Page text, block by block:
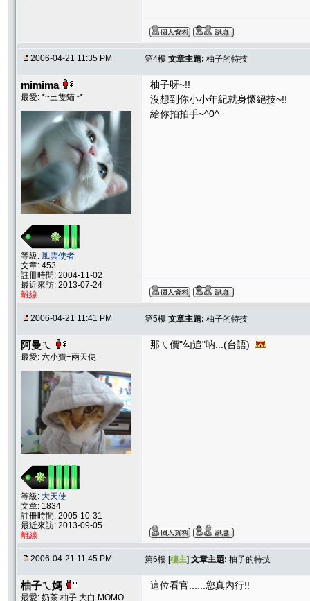
2006-04-21 11:35 PM 第4樓 文章主題: 柚子的特技
mimima
最愛: *~三隻貓~*
等級: 風雲使者
文章: 453
註冊時間: 2004-11-02
最近來訪: 2013-07-24
離線
柚子呀~!!
沒想到你小小年紀就身懷絕技~!!
給你拍拍手~^0^
2006-04-21 11:41 PM 第5樓 文章主題: 柚子的特技
阿曼ㄟ
最愛: 六小寶+兩天使
等級: 大天使
文章: 1834
註冊時間: 2005-10-31
最近來訪: 2013-09-05
離線
那ㄟ價"勾追"吶...(台語)
2006-04-21 11:45 PM 第6樓 [樓主] 文章主題: 柚子的特技
柚子ㄟ媽
最愛: 奶茶.柚子.大白.MOMO
這位看官......您真內行!!